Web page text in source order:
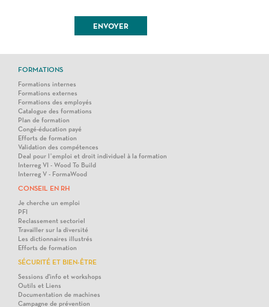
FORMATIONS
Formations internes
Formations externes
Formations des employés
Catalogue des formations
Plan de formation
Congé-éducation payé
Efforts de formation
Validation des compétences
Deal pour l’emploi et droit individuel à la formation
Interreg VI - Wood To Build
Interreg V - FormaWood
CONSEIL EN RH
Je cherche un emploi
PFI
Reclassement sectoriel
Travailler sur la diversité
Les dictionnaires illustrés
Efforts de formation
SÉCURITÉ ET BIEN-ÊTRE
Sessions d'info et workshops
Outils et Liens
Documentation de machines
Campagne de prévention